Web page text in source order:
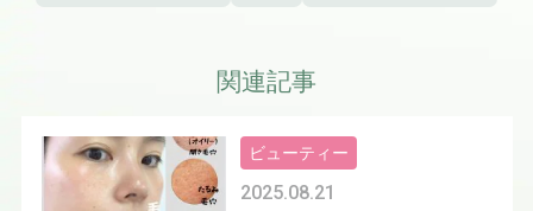
関連記事
2025.08.21
ビューティー